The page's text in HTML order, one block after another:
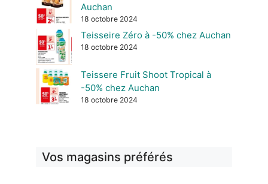
Auchan
18 octobre 2024
Teisseire Zéro à -50% chez Auchan
18 octobre 2024
Teissere Fruit Shoot Tropical à
-50% chez Auchan
18 octobre 2024
Vos magasins préférés